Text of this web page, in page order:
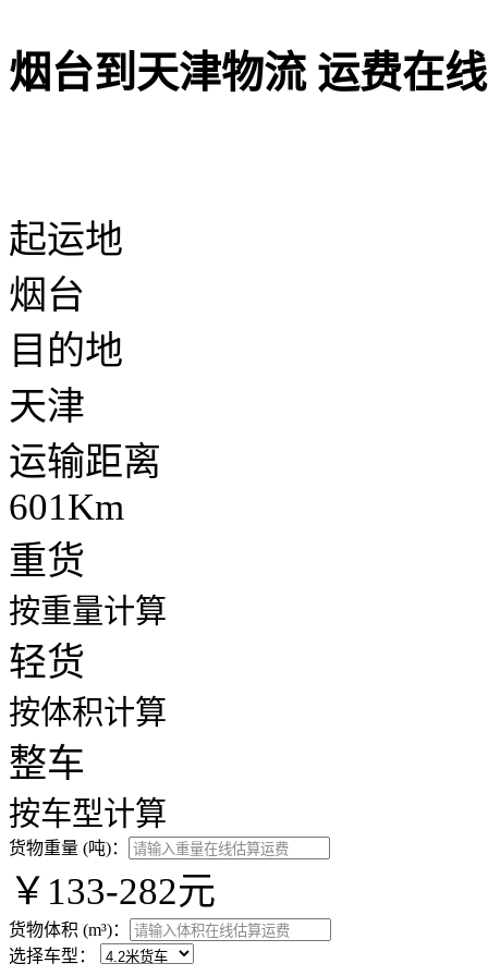
烟台到天津物流 运费在
起运地
烟台
目的地
天津
运输距离
601Km
重货
按重量计算
轻货
按体积计算
整车
按车型计算
货物重量 (吨)：
￥133-282元
货物体积 (m³)：
选择车型：